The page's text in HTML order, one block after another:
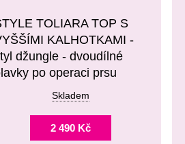
TOLIARA TOP S
KALHOTKAMI -
džungle - dvoudílné
po operaci prsu
Skladem
2 490 Kč